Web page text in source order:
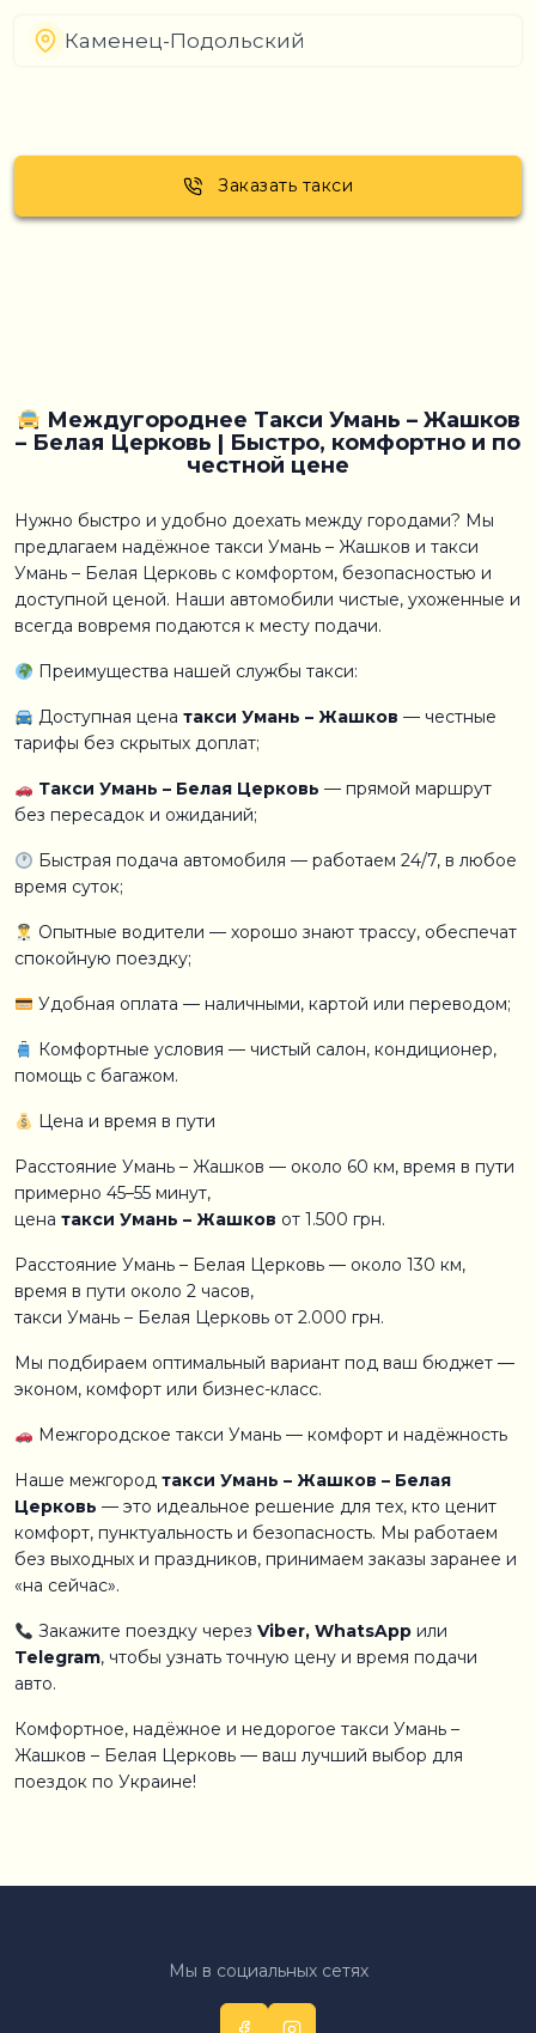
Каменец-Подольский
Заказать такси
Междугороднее Такси Умань – Жашков
– Белая Церковь | Быстро, комфортно и по
честной цене
Нужно быстро и удобно доехать между городами? Мы
предлагаем надёжное такси Умань – Жашков и такси
Умань – Белая Церковь с комфортом, безопасностью и
доступной ценой. Наши автомобили чистые, ухоженные и
всегда вовремя подаются к месту подачи.
Преимущества нашей службы такси:
Доступная цена такси Умань – Жашков — честные
тарифы без скрытых доплат;
Такси Умань – Белая Церковь — прямой маршрут
без пересадок и ожиданий;
Быстрая подача автомобиля — работаем 24/7, в любое
время суток;
Опытные водители — хорошо знают трассу, обеспечат
спокойную поездку;
Удобная оплата — наличными, картой или переводом;
Комфортные условия — чистый салон, кондиционер,
помощь с багажом.
Цена и время в пути
Расстояние Умань – Жашков — около 60 км, время в пути
примерно 45–55 минут,
цена такси Умань – Жашков от 1.500 грн.
Расстояние Умань – Белая Церковь — около 130 км,
время в пути около 2 часов,
такси Умань – Белая Церковь от 2.000 грн.
Мы подбираем оптимальный вариант под ваш бюджет —
эконом, комфорт или бизнес-класс.
Межгородское такси Умань — комфорт и надёжность
Наше межгород такси Умань – Жашков – Белая
Церковь — это идеальное решение для тех, кто ценит
комфорт, пунктуальность и безопасность. Мы работаем
без выходных и праздников, принимаем заказы заранее и
«на сейчас».
Закажите поездку через Viber, WhatsAppили
Telegram, чтобы узнать точную цену и время подачи
авто.
Комфортное, надёжное и недорогое такси Умань –
Жашков – Белая Церковь — ваш лучший выбор для
поездок по Украине!
Мы в социальных сетях